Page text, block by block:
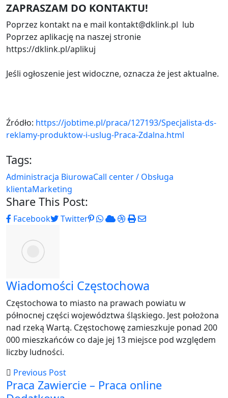
ZAPRASZAM DO KONTAKTU!
Poprzez kontakt na e mail kontakt@dklink.pl lub
Poprzez aplikację na naszej stronie
https://dklink.pl/aplikuj
Jeśli ogłoszenie jest widoczne, oznacza że jest aktualne.
Źródło: https://jobtime.pl/praca/127193/Specjalista-ds-
reklamy-produktow-i-uslug-Praca-Zdalna.html
Tags:
Administracja BiurowaCall center / Obsługa
klientaMarketing
Share This Post:
Facebook Twitter Pinterest
Whatsapp
CloudStumbleUpon
PrintShare
Wiadomości Częstochowa
Częstochowa to miasto na prawach powiatu w
północnej części województwa śląskiego. Jest położona
nad rzeką Wartą. Częstochowę zamieszkuje ponad 200
000 mieszkańców co daje jej 13 miejsce pod względem
liczby ludności.
Previous Post
Praca Zawiercie – Praca online